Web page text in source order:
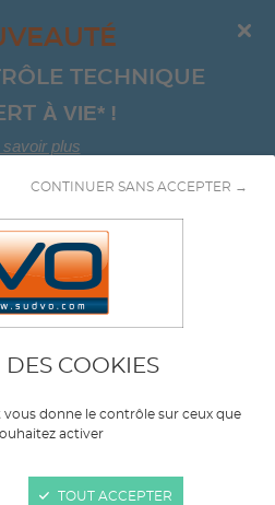
DES COOKIES
vous donne le contrôle sur ceux que
activer
CONTINUER SANS ACCEPTER →
TOUT ACCEPTER
TECHNIQUE
À VIE*!
savoir plus